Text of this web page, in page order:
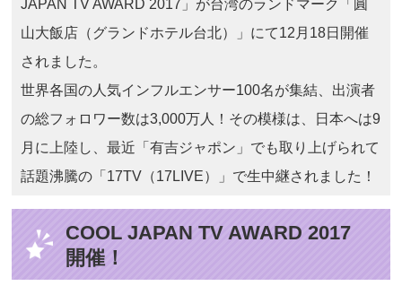
JAPAN TV AWARD 2017」が台湾のランドマーク「圓
山大飯店（グランドホテル台北）」にて12月18日開催
されました。
世界各国の人気インフルエンサー100名が集結、出演者
の総フォロワー数は3,000万人！その模様は、日本へは9
月に上陸し、最近「有吉ジャポン」でも取り上げられて
話題沸騰の「17TV（17LIVE）」で生中継されました！
COOL JAPAN TV AWARD 2017
開催！